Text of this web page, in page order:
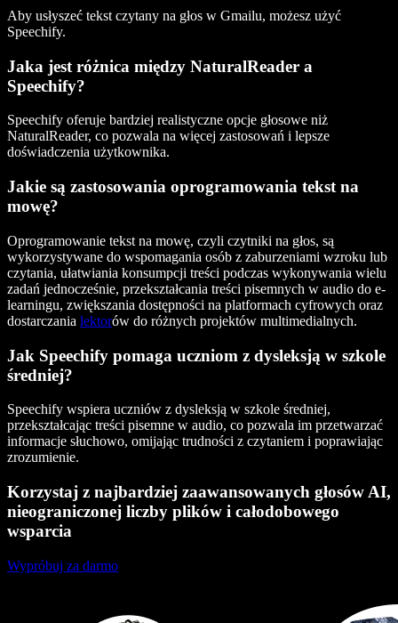
Aby usłyszeć tekst czytany na głos w Gmailu, możesz użyć
Speechify.
Jaka jest różnica między NaturalReader a
Speechify?
Speechify oferuje bardziej realistyczne opcje głosowe niż
NaturalReader, co pozwala na więcej zastosowań i lepsze
doświadczenia użytkownika.
Jakie są zastosowania oprogramowania tekst na
mowę?
Oprogramowanie tekst na mowę, czyli czytniki na głos, są
wykorzystywane do wspomagania osób z zaburzeniami wzroku lub
czytania, ułatwiania konsumpcji treści podczas wykonywania wielu
zadań jednocześnie, przekształcania treści pisemnych w audio do e-
learningu, zwiększania dostępności na platformach cyfrowych oraz
dostarczania lektorów do różnych projektów multimedialnych.
Jak Speechify pomaga uczniom z dysleksją w szkole
średniej?
Speechify wspiera uczniów z dysleksją w szkole średniej,
przekształcając treści pisemne w audio, co pozwala im przetwarzać
informacje słuchowo, omijając trudności z czytaniem i poprawiając
zrozumienie.
Korzystaj z najbardziej zaawansowanych głosów AI,
nieograniczonej liczby plików i całodobowego
wsparcia
Wypróbuj za darmo